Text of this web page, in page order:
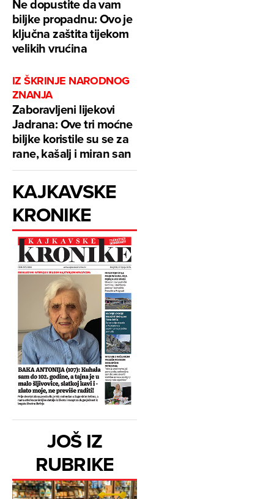
Ne dopustite da vam
biljke propadnu: Ovo je
ključna zaštita tijekom
velikih vrućina
IZ ŠKRINJE NARODNOG
ZNANJA
Zaboravljeni lijekovi
Jadrana: Ove tri moćne
biljke koristile su se za
rane, kašalj i miran san
KAJKAVSKE
KRONIKE
JOŠ IZ
RUBRIKE